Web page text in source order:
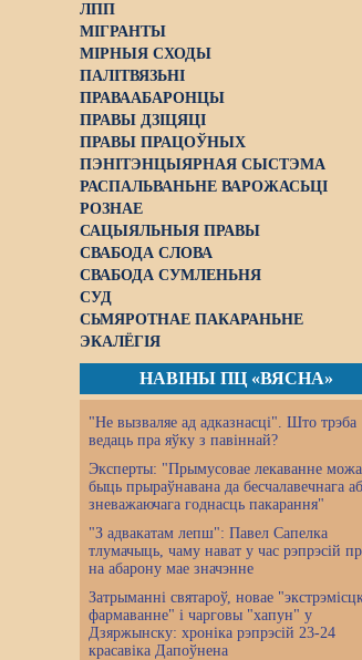
ЛПП
МІГРАНТЫ
МІРНЫЯ СХОДЫ
ПАЛІТВЯЗЬНІ
ПРАВААБАРОНЦЫ
ПРАВЫ ДЗІЦЯЦІ
ПРАВЫ ПРАЦОЎНЫХ
ПЭНІТЭНЦЫЯРНАЯ СЫСТЭМА
РАСПАЛЬВАНЬНЕ ВАРОЖАСЬЦІ
РОЗНАЕ
САЦЫЯЛЬНЫЯ ПРАВЫ
СВАБОДА СЛОВА
СВАБОДА СУМЛЕНЬНЯ
СУД
СЬМЯРОТНАЕ ПАКАРАНЬНЕ
ЭКАЛЁГІЯ
НАВІНЫ ПЦ «ВЯСНА»
"Не вызваляе ад адказнасці". Што трэба
ведаць пра яўку з павіннай?
Эксперты: "Прымусовае лекаванне можа
быць прыраўнавана да бесчалавечнага
зневажаючага годнасць пакарання"
"З адвакатам лепш": Павел Сапелка
тлумачыць, чаму нават у час рэпрэсій
на абарону мае значэнне
Затрыманні святароў, новае
фармаванне" і чарговы "хапун" у
Дзяржынску: хроніка рэпрэсій 23-24
красавіка Дапоўнена